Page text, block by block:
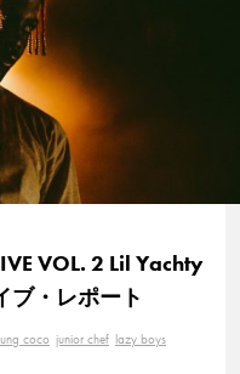
VOL. 2 Lil Yachty
ブ・レポート
coco junior chef lazy boys